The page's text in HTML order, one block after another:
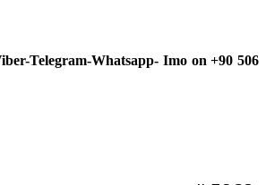
Telegram-Whatsapp- Imo on +90 506